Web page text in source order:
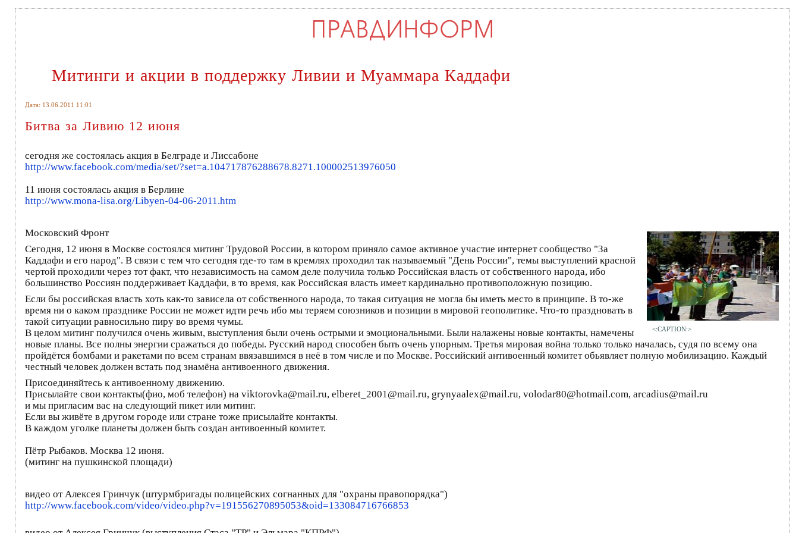
Митинги и акции в поддержку Ливии и Муаммара Каддафи
Дата: 13.06.2011 11:01
Битва за Ливию 12 июня
сегодня же состоялась акция в Белграде и Лиссабоне
http://www.facebook.com/media/set/?set=a.104717876288678.8271.100002513976050
11 июня состоялась акция в Берлине
http://www.mona-lisa.org/Libyen-04-06-2011.htm
<:CAPTION:>
Московский Фронт
Сегодня, 12 июня в Москве состоялся митинг Трудовой России, в котором приняло самое активное участие интернет сообщество "За
Каддафи и его народ". В связи с тем что сегодня где-то там в кремлях проходил так называемый "День России", темы выступлений красной
чертой проходили через тот факт, что независимость на самом деле получила только Российская власть от собственного народа, ибо
большинство Россиян поддерживает Каддафи, в то время, как Российская власть имеет кардинально противоположную позицию.
Если бы российская власть хоть как-то зависела от собственного народа, то такая ситуация не могла бы иметь место в принципе. В то-же
время ни о каком празднике России не может идти речь ибо мы теряем союзников и позиции в мировой геополитике. Что-то праздновать в
такой ситуации равносильно пиру во время чумы.
В целом митинг получился очень живым, выступления были очень острыми и эмоциональными. Были налажены новые контакты, намечены
новые планы. Все полны энергии сражаться до победы. Русский народ способен быть очень упорным. Третья мировая война только только началась, судя по всему она
пройдётся бомбами и ракетами по всем странам ввязавшимся в неё в том числе и по Москве. Российский антивоенный комитет обьявляет полную мобилизацию. Каждый
честный человек должен встать под знамёна антивоенного движения.
Присоединяйтесь к антивоенному движению.
Присылайте свои контакты(фио, моб телефон) на viktorovka@mail.ru, elberet_2001@mail.ru, grynyaalex@mail.ru, volodar80@hotmail.com, arcadius@mail.ru
и мы пригласим вас на следующий пикет или митинг.
Если вы живёте в другом городе или стране тоже присылайте контакты.
В каждом уголке планеты должен быть создан антивоенный комитет.
Пётр Рыбаков. Москва 12 июня.
(митинг на пушкинской площади)
видео от Алексея Гринчук (штурмбригады полицейских согнанных для "охраны правопорядка")
http://www.facebook.com/video/video.php?v=191556270895053&oid=133084716766853